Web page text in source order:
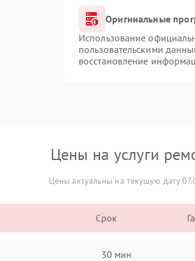
Оригинальные
Использование
пользовательскими
восстановление
Цены на услуги
Цены актуальны на текущую дату
Срок
30 мин